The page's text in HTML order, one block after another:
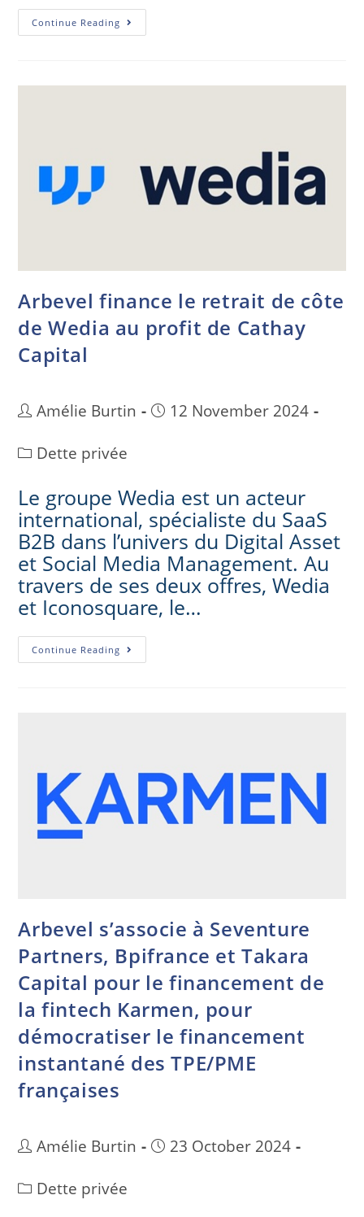
Continue Reading
Arbevel finance le retrait de côte
de Wedia au profit de Cathay
Capital
Amélie Burtin
12 November 2024
Dette privée
Le groupe Wedia est un acteur
international, spécialiste du SaaS
B2B dans l’univers du Digital Asset
et Social Media Management. Au
travers de ses deux offres, Wedia
et Iconosquare, le…
Continue Reading
Arbevel s’associe à Seventure
Partners, Bpifrance et Takara
Capital pour le financement de
la fintech Karmen, pour
démocratiser le financement
instantané des TPE/PME
françaises
Amélie Burtin
23 October 2024
Dette privée